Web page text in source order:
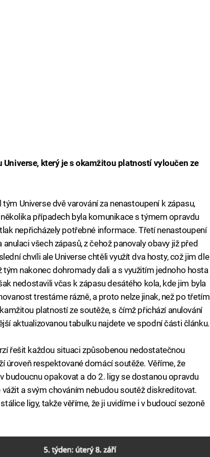
který je s okamžitou platností vyloučen ze
Universe dvě varování za nenastoupení k zápasu,
případech byla komunikace s týmem opravdu
nepřicházely potřebné informace. Třetí nenastoupení
anulaci všech zápasů, z čehož panovaly obavy již před
chvíli ale Universe chtěli využít dva hosty, což jim dle
tým nakonec dohromady dali a s využitím jednoho hosta
nedostavili včas k zápasu desátého kola, kde jim byla
trestáme rázně, a proto nelze jinak, než po třetím
platností ze soutěže, s čímž přichází anulování
aktualizovanou tabulku najdete ve spodní části článku.
řešit každou situaci způsobenou nedostatečnou
úroveň respektované domácí soutěže. Věříme, že
budoucnu opakovat a do 2. ligy se dostanou opravdu
a svým chováním nebudou soutěž diskreditovat.
ligy, takže věříme, že ji uvidíme i v budoucí sezoně